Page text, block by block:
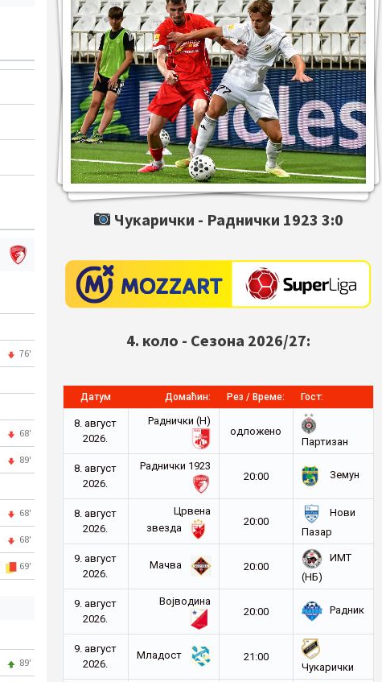
76'
68'
89'
68'
68'
69'
89'
Чукарички - Раднички 1923 3:0
4. коло - Сезона 2026/27:
Датум Домаћин: Рез / Време: Гост:
8. август
2026.
Раднички (Н)
oдложено
Партизан
8. август
2026.
Раднички 1923
20:00
Земун
8. август
2026.
Црвена
звезда
20:00
Нови
Пазар
9. август
2026.
Мачва 20:00
ИМТ
(НБ)
9. август
2026.
Војводина
20:00
Радник
9. август
2026.
Младост
21:00
Чукарички